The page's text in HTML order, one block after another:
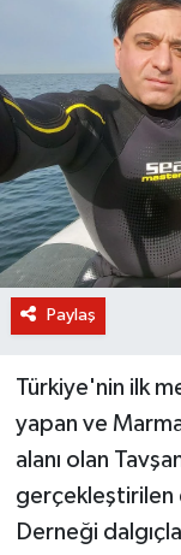
Paylaş
Türkiye'nin ilk
yapan ve
alanı olan
gerçekleştirilen
Derneği
OTOMOBİL
KURUMSAL